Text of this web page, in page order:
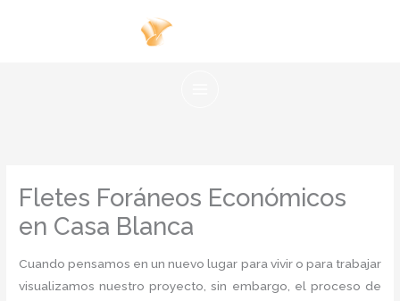
Fletes Foráneos Económicos
en Casa Blanca
Cuando pensamos en un nuevo lugar para vivir o para trabajar
visualizamos nuestro proyecto, sin embargo, el proceso de